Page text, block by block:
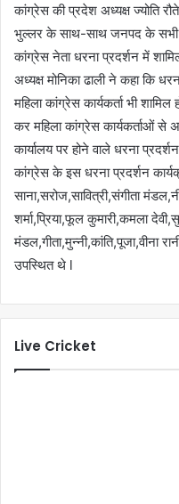
कांग्रेस की प्रदेश अध्यक्ष ज्योति
भुल्लर के साथ-साथ जनपद के सभी
कांग्रेस नेता धरना प्रदर्शन में
अध्यक्ष मोनिका ढाली ने कहा कि
महिला कांग्रेस कार्यकर्ता भी
कर महिला कांग्रेस कार्यकर्ताओं से
कार्यालय पर होने वाले धरना
कांग्रेस के इस धरना प्रदर्शन
साना,सरोज,सावित्री,संगीता
शर्मा,प्रिया,फूल कुमारी,कमला
मंडल,गीता,मुन्नी,कांति,पूजा,वीना
उपस्थित थे l
Live Cricket